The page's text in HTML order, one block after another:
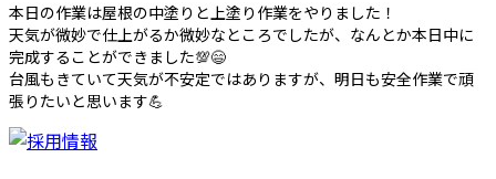
本日の作業は屋根の中塗りと上塗り作業をやりました！
天気が微妙で仕上がるか微妙なところでしたが、なんとか本日中に
完成することができました💯😄
台風もきていて天気が不安定ではありますが、明日も安全作業で頑
張りたいと思います💪